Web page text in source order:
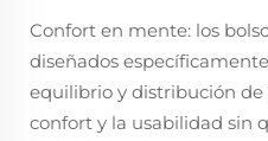
Confort en mente: los
diseñados
equilibrio y distribución
confort y la usabilidad sin